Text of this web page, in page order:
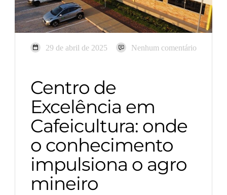
29 de abril de 2025 Nenhum comentário
Centro de
Excelência em
Cafeicultura: onde
o conhecimento
impulsiona o agro
mineiro